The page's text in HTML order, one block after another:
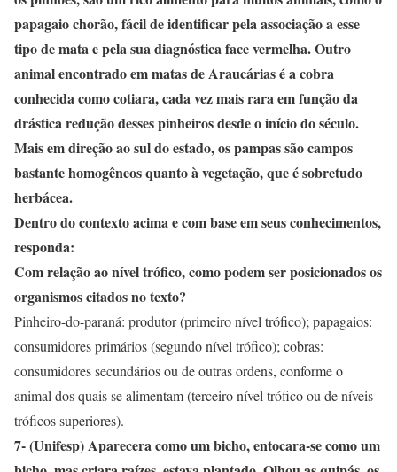
papagaio chorão, fácil de identificar pela associação a esse
tipo de mata e pela sua diagnóstica face vermelha. Outro
animal encontrado em matas de Araucárias é a cobra
conhecida como cotiara, cada vez mais rara em função da
drástica redução desses pinheiros desde o início do século.
Mais em direção ao sul do estado, os pampas são campos
bastante homogêneos quanto à vegetação, que é sobretudo
herbácea.
Dentro do contexto acima e com base em seus conhecimentos,
responda:
Com relação ao nível trófico, como podem ser posicionados os
organismos citados no texto?
Pinheiro-do-paraná: produtor (primeiro nível trófico); papagaios:
consumidores primários (segundo nível trófico); cobras:
consumidores secundários ou de outras ordens, conforme o
animal dos quais se alimentam (terceiro nível trófico ou de níveis
tróficos superiores).
7- (Unifesp) Aparecera como um bicho, entocara-se como um